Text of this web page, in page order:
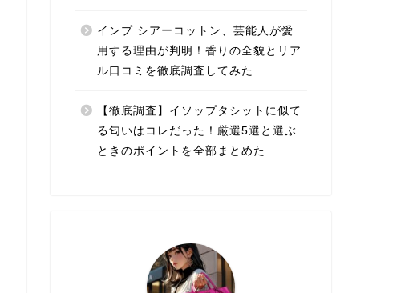
インプ シアーコットン、芸能人が愛
用する理由が判明！香りの全貌とリア
ル口コミを徹底調査してみた
【徹底調査】イソップタシットに似て
る匂いはコレだった！厳選5選と選ぶ
ときのポイントを全部まとめた